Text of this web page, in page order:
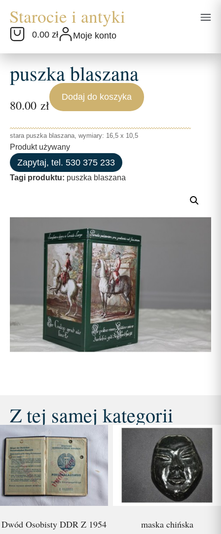
0.00 zł Moje konto
puszka blaszana
80.00 zł
Dodaj do koszyka
stara puszka blaszana, wymiary: 16,5 x 10,5
Produkt używany
Zapytaj, tel. 530 375 233
Tagi produktu: puszka blaszana
Z tej samej kategorii
Dwód Osobisty DDR Z 1954
maska chińska